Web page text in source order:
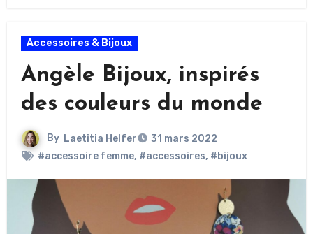
Accessoires & Bijoux
Angèle Bijoux, inspirés
des couleurs du monde
By Laetitia Helfer
31 mars 2022
#accessoire femme, #accessoires, #bijoux